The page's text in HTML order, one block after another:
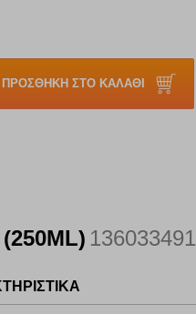
ΠΡΟΣΘΗΚΗ ΣΤΟ ΚΑΛΑΘΙ
136033491